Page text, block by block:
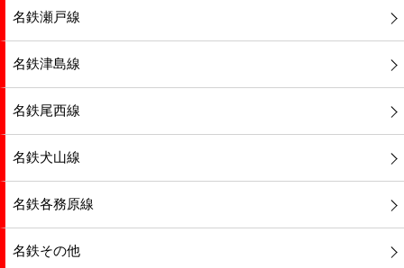
名鉄瀬戸線
名鉄津島線
名鉄尾西線
名鉄犬山線
名鉄各務原線
名鉄その他